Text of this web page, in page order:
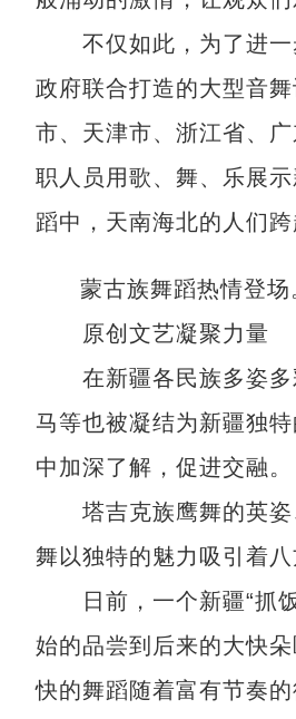
不仅如此，为了进一
政府联合打造的大型音
市、天津市、浙江省、
职人员用歌、舞、乐展
蹈中，天南海北的人们
蒙古族舞蹈热情登
原创文艺凝聚力量
在新疆各民族多姿多
马等也被凝结为新疆独
中加深了解，促进交融。
塔吉克族鹰舞的英姿
舞以独特的魅力吸引着八
日前，一个新疆“抓饭
始的品尝到后来的大快
快的舞蹈随着富有节奏